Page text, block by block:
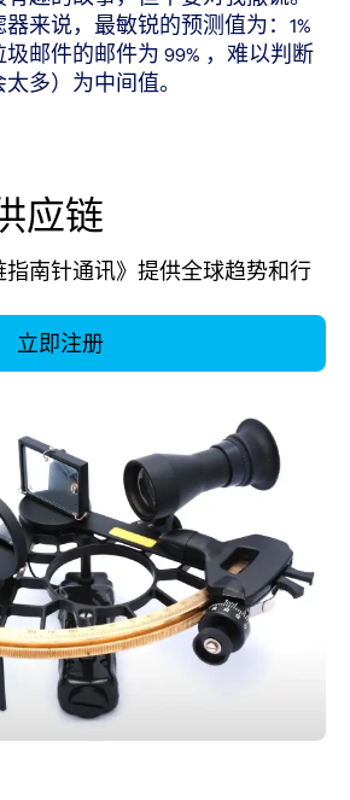
来说，最敏锐的预测值为：1%
邮件的邮件为 99% ，难以判断
多）为中间值。
应链
南针通讯》提供全球趋势和行
立即注册